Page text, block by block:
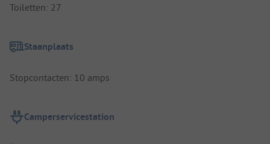
Toiletten: 27
Staanplaats
Stopcontacten: 10 amps
Camperservicestation